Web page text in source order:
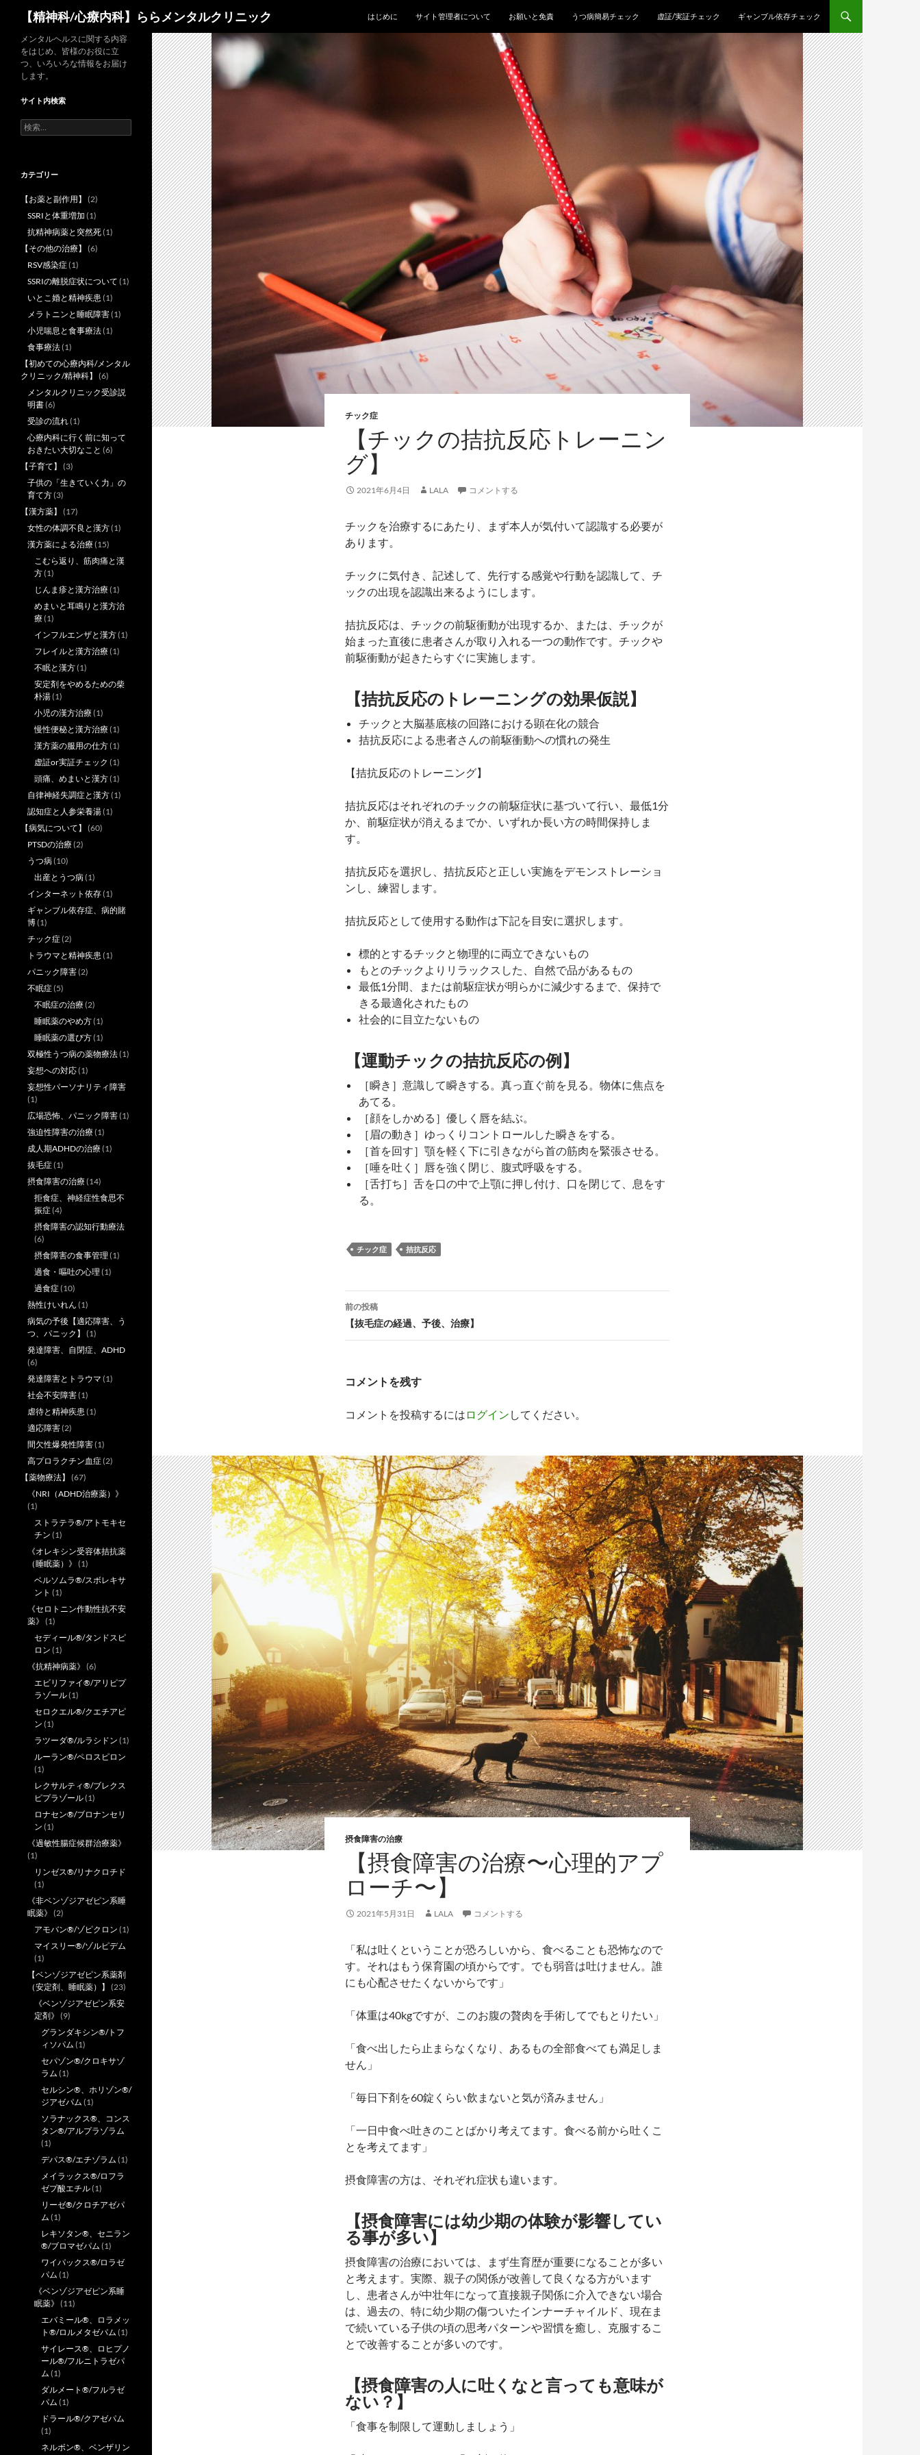
【精神科/心療内科】ららメンタルクリニック はじめに サイト管理者について お願いと免責 うつ病簡易チェック 虚証/実証チェック ギャンブル依存チェック
チック症
【チックの拮抗反応トレーニン
グ】
2021年6月4日 LALA コメントする
チックを治療するにあたり、まず本人が気付いて認識する必要が
あります。
チックに気付き、記述して、先行する感覚や行動を認識して、チ
ックの出現を認識出来るようにします。
拮抗反応は、チックの前駆衝動が出現するか、または、チックが
始まった直後に患者さんが取り入れる一つの動作です。チックや
前駆衝動が起きたらすぐに実施します。
【拮抗反応のトレーニングの効果仮説】
チックと大脳基底核の回路における顕在化の競合
拮抗反応による患者さんの前駆衝動への慣れの発生
【拮抗反応のトレーニング】
拮抗反応はそれぞれのチックの前駆症状に基づいて行い、最低1分
か、前駆症状が消えるまでか、いずれか長い方の時間保持しま
す。
拮抗反応を選択し、拮抗反応と正しい実施をデモンストレーショ
ンし、練習します。
拮抗反応として使用する動作は下記を目安に選択します。
標的とするチックと物理的に両立できないもの
もとのチックよりリラックスした、自然で品があるもの
最低1分間、または前駆症状が明らかに減少するまで、保持で
きる最適化されたもの
社会的に目立たないもの
【運動チックの拮抗反応の例】
［瞬き］意識して瞬きする。真っ直ぐ前を見る。物体に焦点を
あてる。
［顔をしかめる］優しく唇を結ぶ。
［眉の動き］ゆっくりコントロールした瞬きをする。
［首を回す］顎を軽く下に引きながら首の筋肉を緊張させる。
［唾を吐く］唇を強く閉じ、腹式呼吸をする。
［舌打ち］舌を口の中で上顎に押し付け、口を閉じて、息をす
る。
チック症 拮抗反応
投
稿
ビ
ー
ョ
ン
前の投稿
【抜毛症の経過、予後、治療】
コメントを残す
コメントを投稿するには ログイン してください。
摂食障害の治療
【摂食障害の治療〜心理的アプ
ローチ〜】
2021年5月31日 LALA コメントする
「私は吐くということが恐ろしいから、食べることも恐怖なので
す。それはもう保育園の頃からです。でも弱音は吐けません。誰
にも心配させたくないからです」
「体重は40kgですが、このお腹の贅肉を手術してでもとりたい」
「食べ出したら止まらなくなり、あるもの全部食べても満足しま
せん」
「毎日下剤を60錠くらい飲まないと気が済みません」
「一日中食べ吐きのことばかり考えてます。食べる前から吐くこ
とを考えてます」
摂食障害の方は、それぞれ症状も違います。
【摂食障害には幼少期の体験が影響してい
る事が多い】
摂食障害の治療においては、まず生育歴が重要になることが多い
と考えます。実際、親子の関係が改善して良くなる方がいます
し、患者さんが中壮年になって直接親子関係に介入できない場合
は、過去の、特に幼少期の傷ついたインナーチャイルド、現在ま
で続いている子供の頃の思考パターンや習慣を癒し、克服するこ
とで改善することが多いのです。
【摂食障害の人に吐くなと言っても意味が
ない？】
「食事を制限して運動しましょう」
メンタルヘルスに関する内容
をはじめ、皆様のお役に立
つ、いろいろな情報をお届け
します。
サイト内検索
検
索:
カテゴリー
【お薬と副作用】
(2)
SSRIと体重増加 (1)
抗精神病薬と突然死(1)
【その他の治療】
(6)
RSV感染症(1)
SSRIの離脱症状について (1)
いとこ婚と精神疾患 (1)
メラトニンと睡眠障害(1)
小児喘息と食事療法(1)
食事療法(1)
【初めての心療内科/メンタル
クリニック/精神科】
(6)
メンタルクリニック受診説
明書(6)
受診の流れ(1)
心療内科に行く前に知って
おきたい大切なこと (6)
【子育て】
(3)
子供の「生きていく力」の
育て方(3)
【漢方薬】
(17)
女性の体調不良と漢方(1)
漢方薬による治療(15)
こむら返り、筋肉痛と漢
方(1)
じんま疹と漢方治療(1)
めまいと耳鳴りと漢方治
療(1)
インフルエンザと漢方(1)
フレイルと漢方治療(1)
不眠と漢方(1)
安定剤をやめるための柴
朴湯(1)
小児の漢方治療(1)
慢性便秘と漢方治療(1)
漢方薬の服用の仕方(1)
虚証or実証チェック (1)
頭痛、めまいと漢方(1)
自律神経失調症と漢方(1)
認知症と人参栄養湯(1)
【病気について】
(60)
PTSDの治療(2)
うつ病(10)
出産とうつ病(1)
インターネット依存(1)
ギャンブル依存症、病的賭
博(1)
チック症(2)
トラウマと精神疾患 (1)
パニック障害(2)
不眠症(5)
不眠症の治療(2)
睡眠薬のやめ方(1)
睡眠薬の選び方(1)
双極性うつ病の薬物療法(1)
妄想への対応(1)
妄想性パーソナリティ障害
(1)
広場恐怖、パニック障害(1)
強迫性障害の治療(1)
成人期ADHDの治療(1)
抜毛症(1)
摂食障害の治療(14)
拒食症、神経症性食思不
振症(4)
摂食障害の認知行動療法
(6)
摂食障害の食事管理 (1)
過食・嘔吐の心理 (1)
過食症(10)
熱性けいれん (1)
病気の予後【適応障害、う
つ、パニック】
(1)
発達障害、自閉症、ADHD
(6)
発達障害とトラウマ (1)
社会不安障害(1)
虐待と精神疾患 (1)
適応障害(2)
間欠性爆発性障害(1)
高プロラクチン血症(2)
【薬物療法】
(67)
《NRI（ADHD治療薬）》
(1)
ストラテラ®/アトモキセ
チン (1)
《オレキシン受容体拮抗薬
（睡眠薬）》 (1)
ベルソムラ®/スボレキサ
ント (1)
《セロトニン作動性抗不安
薬》 (1)
セディール®/タンドスピ
ロン (1)
《抗精神病薬》 (6)
エビリファイ®/アリピプ
ラゾール(1)
セロクエル®/クエチアピ
ン (1)
ラツーダ®/ルラシドン (1)
ルーラン®/ペロスピロン
(1)
レクサルティ®/ブレクス
ピプラゾール(1)
ロナセン®/ブロナンセリ
ン (1)
《過敏性腸症候群治療薬》
(1)
リンゼス®/リナクロチド
(1)
《非ベンゾジアゼピン系睡
眠薬》 (2)
アモバン®/ゾピクロン (1)
マイスリー®/ゾルピデム
(1)
【ベンゾジアゼピン系薬剤
（安定剤、睡眠薬）】
(23)
《ベンゾジアゼピン系安
定剤》 (9)
グランダキシン®/トフ
ィソパム (1)
セパゾン®/クロキサゾ
ラム (1)
セルシン®、ホリゾン®/
ジアゼパム (1)
ソラナックス®、コンス
タン®/アルプラゾラム
(1)
デパス®/エチゾラム (1)
メイラックス®/ロフラ
ゼプ酸エチル(1)
リーゼ®/クロチアゼパ
ム (1)
レキソタン®、セニラン
®/ブロマゼパム (1)
ワイパックス®/ロラゼ
パム (1)
《ベンゾジアゼピン系睡
眠薬》 (11)
エバミール®、ロラメッ
ト®/ロルメタゼパム (1)
サイレース®、ロヒプノ
ール®/フルニトラゼパ
ム (1)
ダルメート®/フルラゼ
パム (1)
ドラール®/クアゼパム
(1)
ネルボン®、ベンザリン